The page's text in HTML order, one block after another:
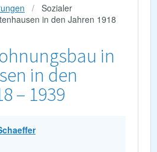
Sozialer
in den Jahren 1918
in
in den
– 1939